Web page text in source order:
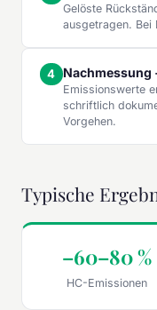
Gelöste
ausgetragen. Bei
Nachmessung
Emissionswerte
schriftlich
Vorgehen.
Typische
–60–80 %
HC-Emissionen